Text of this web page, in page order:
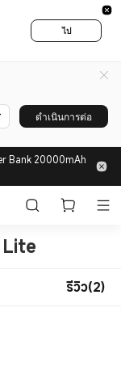
ไป
ดำเนินการต่อ
Bank 20000mAh
รีวิว(2)